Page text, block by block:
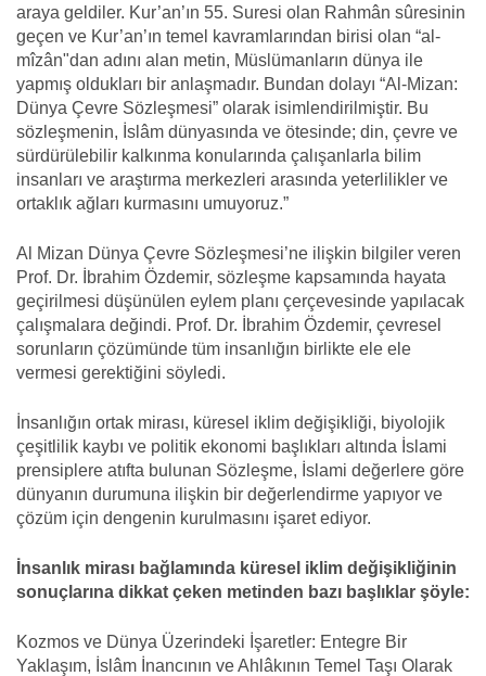
araya geldiler. Kur’an’ın 55. Suresi olan Rahmân sûresinin
geçen ve Kur’an’ın temel kavramlarından birisi olan “al-
mîzân"dan adını alan metin, Müslümanların dünya ile
yapmış oldukları bir anlaşmadır. Bundan dolayı “Al-Mizan:
Dünya Çevre Sözleşmesi” olarak isimlendirilmiştir. Bu
sözleşmenin, İslâm dünyasında ve ötesinde; din, çevre ve
sürdürülebilir kalkınma konularında çalışanlarla bilim
insanları ve araştırma merkezleri arasında yeterlilikler ve
ortaklık ağları kurmasını umuyoruz.”
Al Mizan Dünya Çevre Sözleşmesi’ne ilişkin bilgiler veren
Prof. Dr. İbrahim Özdemir, sözleşme kapsamında hayata
geçirilmesi düşünülen eylem planı çerçevesinde yapılacak
çalışmalara değindi. Prof. Dr. İbrahim Özdemir, çevresel
sorunların çözümünde tüm insanlığın birlikte ele ele
vermesi gerektiğini söyledi.
İnsanlığın ortak mirası, küresel iklim değişikliği, biyolojik
çeşitlilik kaybı ve politik ekonomi başlıkları altında İslami
prensiplere atıfta bulunan Sözleşme, İslami değerlere göre
dünyanın durumuna ilişkin bir değerlendirme yapıyor ve
çözüm için dengenin kurulmasını işaret ediyor.
İnsanlık mirası bağlamında küresel iklim değişikliğinin
sonuçlarına dikkat çeken metinden bazı başlıklar şöyle:
Kozmos ve Dünya Üzerindeki İşaretler: Entegre Bir
Yaklaşım, İslâm İnancının ve Ahlâkının Temel Taşı Olarak